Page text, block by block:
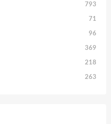
793
71
96
369
218
263